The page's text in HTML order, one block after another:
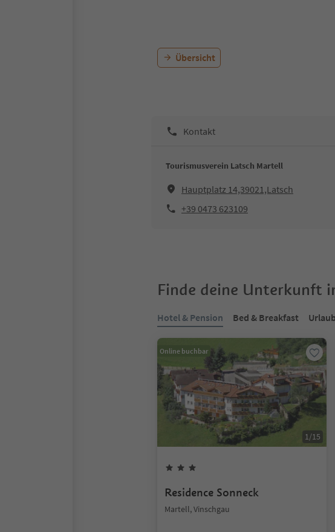
Übersicht
Kontakt
Tourismusverein Latsch Martell
Hauptplatz 14,39021,Latsch
+39 0473 623109
Finde deine Unterkunft
Hotel & Pension Bed & Breakfast
Online buchbar
1/15
Residence Sonneck
Martell, Vinschgau